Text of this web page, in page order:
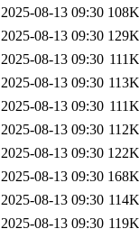
2025-08-13 09:30 108K
2025-08-13 09:30 129K
2025-08-13 09:30 111K
2025-08-13 09:30 113K
2025-08-13 09:30 111K
2025-08-13 09:30 112K
2025-08-13 09:30 122K
2025-08-13 09:30 168K
2025-08-13 09:30 114K
2025-08-13 09:30 119K